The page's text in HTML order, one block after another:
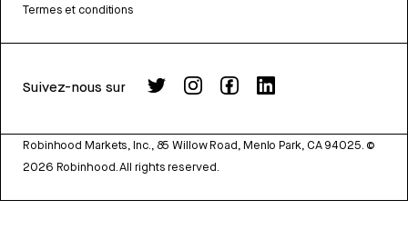
Termes et conditions
Suivez-nous sur
Robinhood Markets, Inc., 85 Willow Road, Menlo Park, CA 94025. ©
2026 Robinhood. All rights reserved.